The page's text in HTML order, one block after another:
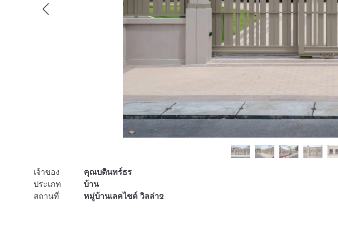
เจ้าของ
คุณบดินทร์ธร
ประเภท
บ้าน
สถานที่
หมู่บ้านเลคไซด์ วิลล่า2